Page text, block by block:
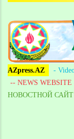
AZpress.AZ
-
-- NEWS WEBSITE
НОВОСТНОЙ САЙТ